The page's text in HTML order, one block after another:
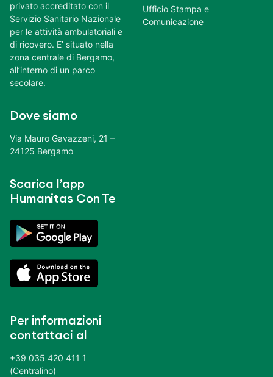
privato accreditato con il
Servizio Sanitario Nazionale
per le attività ambulatoriali e
di ricovero. E’ situato nella
zona centrale di Bergamo,
all’interno di un parco
secolare.
Dove siamo
Via Mauro Gavazzeni, 21 –
24125 Bergamo
Scarica l’app
Humanitas Con Te
Per informazioni
contattaci al
+39 035 420 411 1
(Centralino)
Ufficio Stampa e
Comunicazione